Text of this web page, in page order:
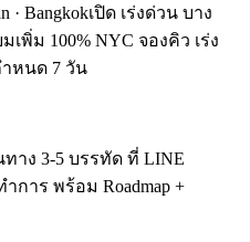
Bangkokเปิด เร่งด่วน บาง
พิ่ม 100% NYC จองคิว เร่ง
หนด 7 วัน
าง 3-5 บรรทัด ที่ LINE
การ พร้อม Roadmap +